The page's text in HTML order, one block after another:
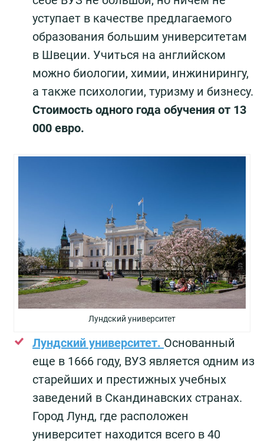
уступает в качестве предлагаемого
образования большим университетам
в Швеции. Учиться на английском
можно биологии, химии, инжинирингу,
а также психологии, туризму и бизнесу.
Стоимость одного года обучения от 13
000 евро.
Лундский университет
Лундский университет. Основанный
еще в 1666 году, ВУЗ является одним из
старейших и престижных учебных
заведений в Скандинавских странах.
Город Лунд, где расположен
университет находится всего в 40